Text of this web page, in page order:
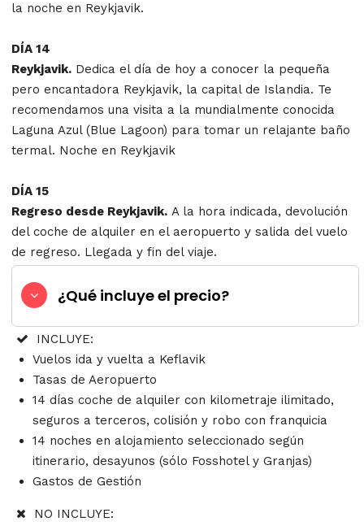
la noche en Reykjavik.
DÍA 14
Reykjavik. Dedica el día de hoy a conocer la pequeña
pero encantadora Reykjavik, la capital de Islandia. Te
recomendamos una visita a la mundialmente conocida
Laguna Azul (Blue Lagoon) para tomar un relajante baño
termal. Noche en Reykjavik
DÍA 15
Regreso desde Reykjavik. A la hora indicada, devolución
del coche de alquiler en el aeropuerto y salida del vuelo
de regreso. Llegada y fin del viaje.
¿Qué incluye el precio?
INCLUYE:
Vuelos ida y vuelta a Keflavik
Tasas de Aeropuerto
14 días coche de alquiler con kilometraje ilimitado,
seguros a terceros, colisión y robo con franquicia
14 noches en alojamiento seleccionado según
itinerario, desayunos (sólo Fosshotel y Granjas)
Gastos de Gestión
NO INCLUYE: